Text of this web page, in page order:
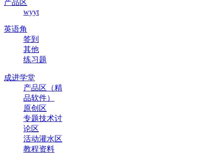
产品区
wyyt
英语角
签到
其他
练习题
成进学堂
产品区（精
品软件）
原创区
专题技术讨
论区
活动灌水区
教程资料